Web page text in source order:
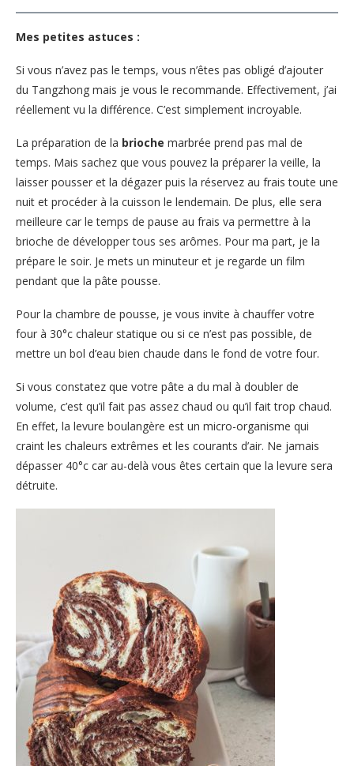
Mes petites astuces :
Si vous n’avez pas le temps, vous n’êtes pas obligé d’ajouter
du Tangzhong mais je vous le recommande. Effectivement, j’ai
réellement vu la différence. C’est simplement incroyable.
La préparation de la brioche marbrée prend pas mal de
temps. Mais sachez que vous pouvez la préparer la veille, la
laisser pousser et la dégazer puis la réservez au frais toute une
nuit et procéder à la cuisson le lendemain. De plus, elle sera
meilleure car le temps de pause au frais va permettre à la
brioche de développer tous ses arômes. Pour ma part, je la
prépare le soir. Je mets un minuteur et je regarde un film
pendant que la pâte pousse.
Pour la chambre de pousse, je vous invite à chauffer votre
four à 30°c chaleur statique ou si ce n’est pas possible, de
mettre un bol d’eau bien chaude dans le fond de votre four.
Si vous constatez que votre pâte a du mal à doubler de
volume, c’est qu’il fait pas assez chaud ou qu’il fait trop chaud.
En effet, la levure boulangère est un micro-organisme qui
craint les chaleurs extrêmes et les courants d’air. Ne jamais
dépasser 40°c car au-delà vous êtes certain que la levure sera
détruite.